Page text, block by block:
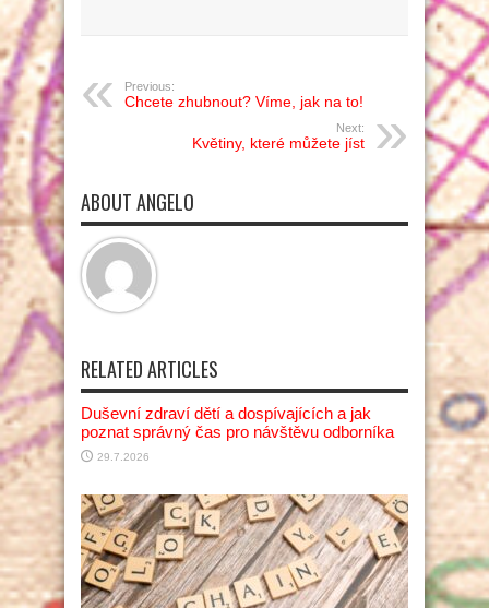
Previous:
Chcete zhubnout? Víme, jak na to!
Next:
Květiny, které můžete jíst
ABOUT ANGELO
RELATED ARTICLES
Duševní zdraví dětí a dospívajících a jak
poznat správný čas pro návštěvu odborníka
29.7.2026